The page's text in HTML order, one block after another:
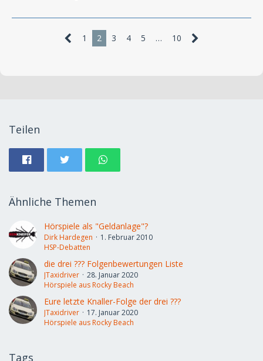
1 2 3 4 5 … 10
Teilen
Ähnliche Themen
Hörspiele als "Geldanlage"?
Dirk Hardegen
1. Februar 2010
HSP-Debatten
die drei ??? Folgenbewertungen Liste
JTaxidriver
28. Januar 2020
Hörspiele aus Rocky Beach
Eure letzte Knaller-Folge der drei ???
JTaxidriver
17. Januar 2020
Hörspiele aus Rocky Beach
Tags